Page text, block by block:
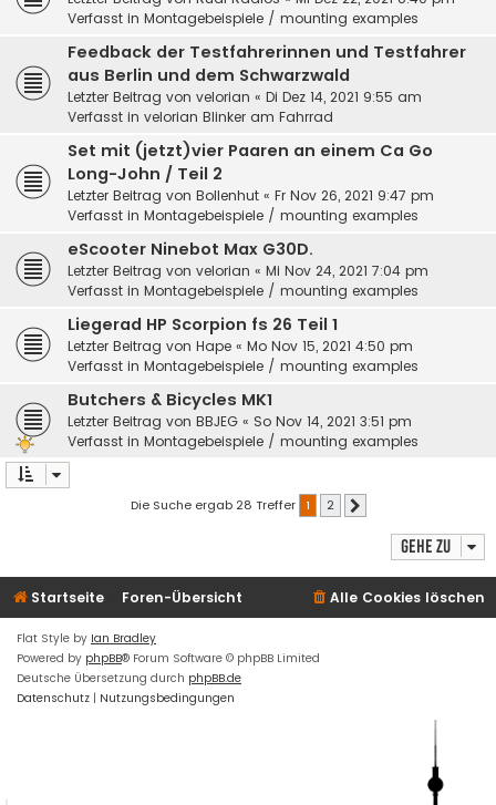
Verfasst in Montagebeispiele / mounting examples
Feedback der Testfahrerinnen und Testfahrer
aus Berlin und dem Schwarzwald
Letzter Beitrag von velorian « Di Dez 14, 2021 9:55 am
Verfasst in velorian Blinker am Fahrrad
Set mit (jetzt)vier Paaren an einem Ca Go
Long-John / Teil 2
Letzter Beitrag von Bollenhut « Fr Nov 26, 2021 9:47 pm
Verfasst in Montagebeispiele / mounting examples
eScooter Ninebot Max G30D.
Letzter Beitrag von velorian « Mi Nov 24, 2021 7:04 pm
Verfasst in Montagebeispiele / mounting examples
Liegerad HP Scorpion fs 26 Teil 1
Letzter Beitrag von Hape « Mo Nov 15, 2021 4:50 pm
Verfasst in Montagebeispiele / mounting examples
Butchers & Bicycles MK1
Letzter Beitrag von BBJEG « So Nov 14, 2021 3:51 pm
Verfasst in Montagebeispiele / mounting examples
Die Suche ergab 28 Treffer 1 2
Gehe zu
Startseite Foren-Übersicht Alle Cookies löschen
Flat Style by Ian Bradley
Powered by phpBB® Forum Software © phpBB Limited
Deutsche Übersetzung durch phpBB.de
Datenschutz | Nutzungsbedingungen